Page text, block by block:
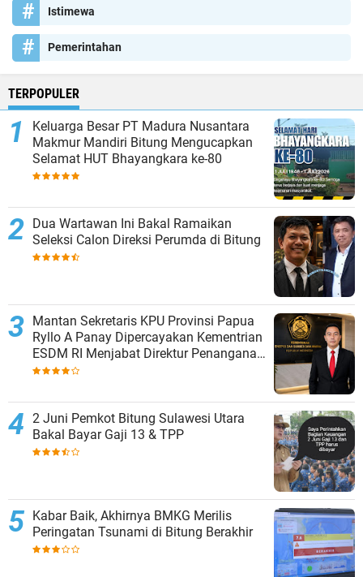
Istimewa
Pemerintahan
TERPOPULER
Keluarga Besar PT Madura Nusantara
Makmur Mandiri Bitung Mengucapkan
Selamat HUT Bhayangkara ke-80
Dua Wartawan Ini Bakal Ramaikan
Seleksi Calon Direksi Perumda di Bitung
Mantan Sekretaris KPU Provinsi Papua
Ryllo A Panay Dipercayakan Kementrian
ESDM RI Menjabat Direktur Penanganan
Aset Barang Bukti
2 Juni Pemkot Bitung Sulawesi Utara
Bakal Bayar Gaji 13 & TPP
Kabar Baik, Akhirnya BMKG Merilis
Peringatan Tsunami di Bitung Berakhir